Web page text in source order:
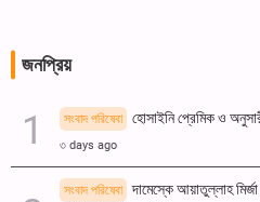
জনপ্রিয়
সংবাদ পরিষেবা হোসাইনি প্রেমিক ও
৩ days ago
সংবাদ পরিষেবা
দামেস্কে আয়াতুল্লাহ